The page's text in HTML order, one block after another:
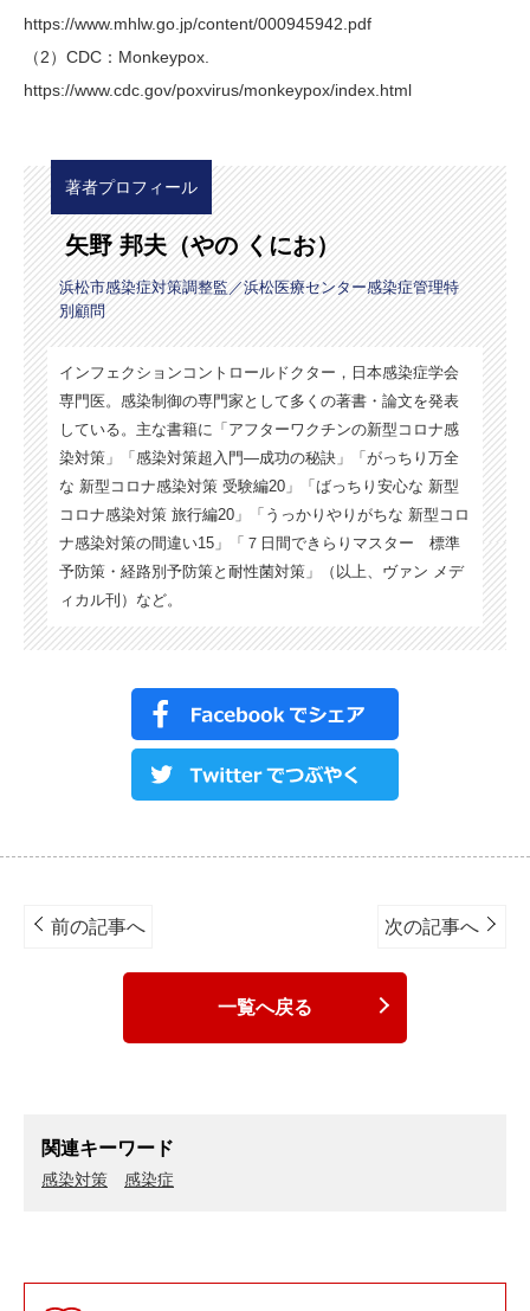
https://www.mhlw.go.jp/content/000945942.pdf
（2）CDC：Monkeypox.
https://www.cdc.gov/poxvirus/monkeypox/index.html
著者プロフィール
矢野 邦夫（やの くにお）
浜松市感染症対策調整監／浜松医療センター感染症管理特
別顧問
インフェクションコントロールドクター，日本感染症学会
専門医。感染制御の専門家として多くの著書・論文を発表
している。主な書籍に「アフターワクチンの新型コロナ感
染対策」「感染対策超入門―成功の秘訣」「がっちり万全
な 新型コロナ感染対策 受験編20」「ばっちり安心な 新型
コロナ感染対策 旅行編20」「うっかりやりがちな 新型コロ
ナ感染対策の間違い15」「７日間できらりマスター 標準
予防策・経路別予防策と耐性菌対策」（以上、ヴァン メデ
ィカル刊）など。
navigation
前の記事へ 次の記事へ
一覧へ戻る
関連キーワード
感染対策 感染症